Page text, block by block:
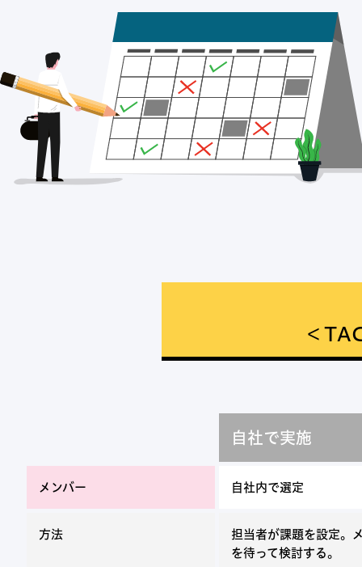
＜
自社で実施
メンバー 自社内で選定
方法
担当者が課題を設定。
を待って検討する。